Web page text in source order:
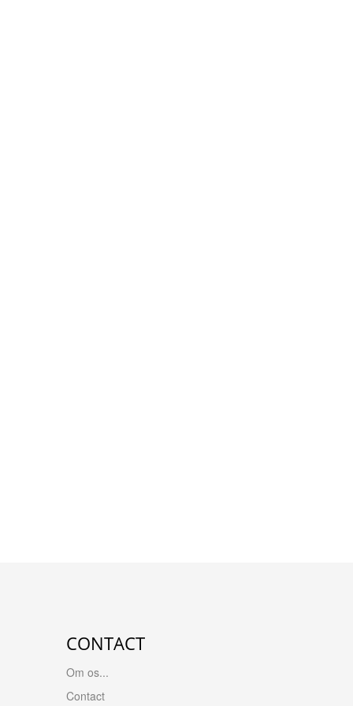
CONTACT
Om os...
Contact